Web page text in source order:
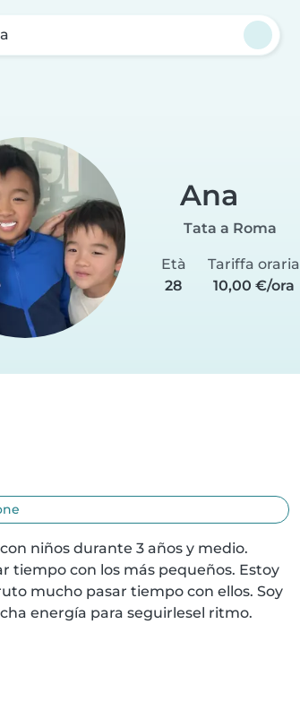
Ana
Tata a Roma
Età
28
Tariffa oraria
10,00 €/ora
niños durante 3 años y medio.
tiempo con los más pequeños. Estoy
mucho pasar tiempo con ellos. Soy
energía para seguirlesel ritmo.